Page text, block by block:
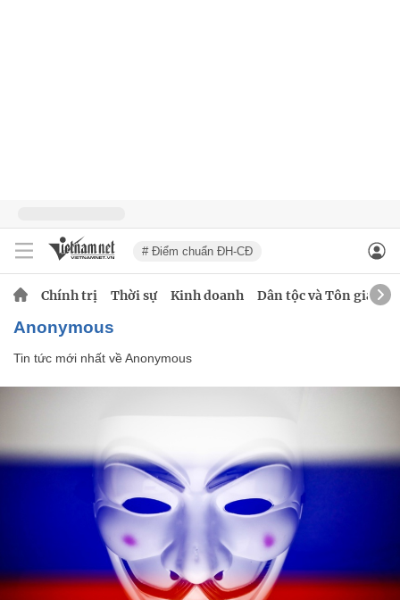
# Điểm chuẩn ĐH-CĐ
Chính trị Thời sự Kinh doanh Dân tộc và Tôn giáo
Anonymous
Tin tức mới nhất vềAnonymous